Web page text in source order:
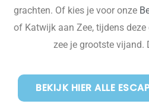
grachten. Of kies je voor onze
of Katwijk aan Zee, tijdens
zee je grootste vijand.
BEKIJK HIER ALLE